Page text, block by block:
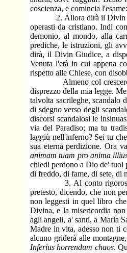
coscienza, e comincia
2. Allora dirà il Divin
operasti da cristiano. Indi
demonio, al mondo, alla
prediche, le istruzioni, gli
dirà, il Divin Giudice, a
Venuta l'età in cui appena
rispetto alle Chiese, con
Almeno col crescere
disprezzo della mia legge.
talvolta sacrileghe, scandalo
di sdegno verso degli
discorsi scandalosi le
via del Paradiso; ma tu
laggiù nell'inferno? Sei tu
sua eterna perdizione. Ora
animam tuam pro anima
chiedi perdono a Dio de' tuoi
di freddo, di fame, di sete, di
3. Al conto rigoroso che
pretesto, dicendo, che non
non leggesti in quel libro
Divina, e la misericordia
agli angeli, a' santi, a Maria
Madre in vita, adesso non ti
alcuno griderà alle
Inferius horrendum chaos.